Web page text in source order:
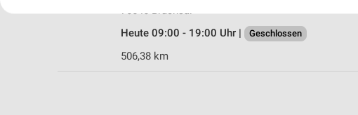
76646 Bruchsal
Heute 09:00 - 19:00 Uhr |
Geschlossen
506,38 km
Erstellung von Profilen zur Personalisierung von Inhalten